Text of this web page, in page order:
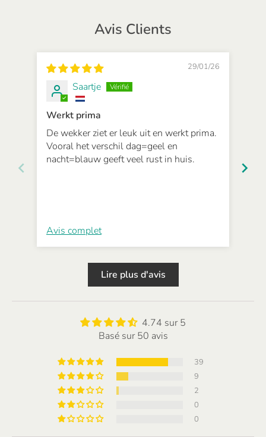
Avis Clients
29/01/26
Saartje
Werkt prima
De wekker ziet er leuk uit en werkt prima.
Vooral het verschil dag=geel en
nacht=blauw geeft veel rust in huis.
Avis complet
Lire plus d'avis
4.74 sur 5
Basé sur 50 avis
39
9
2
0
0